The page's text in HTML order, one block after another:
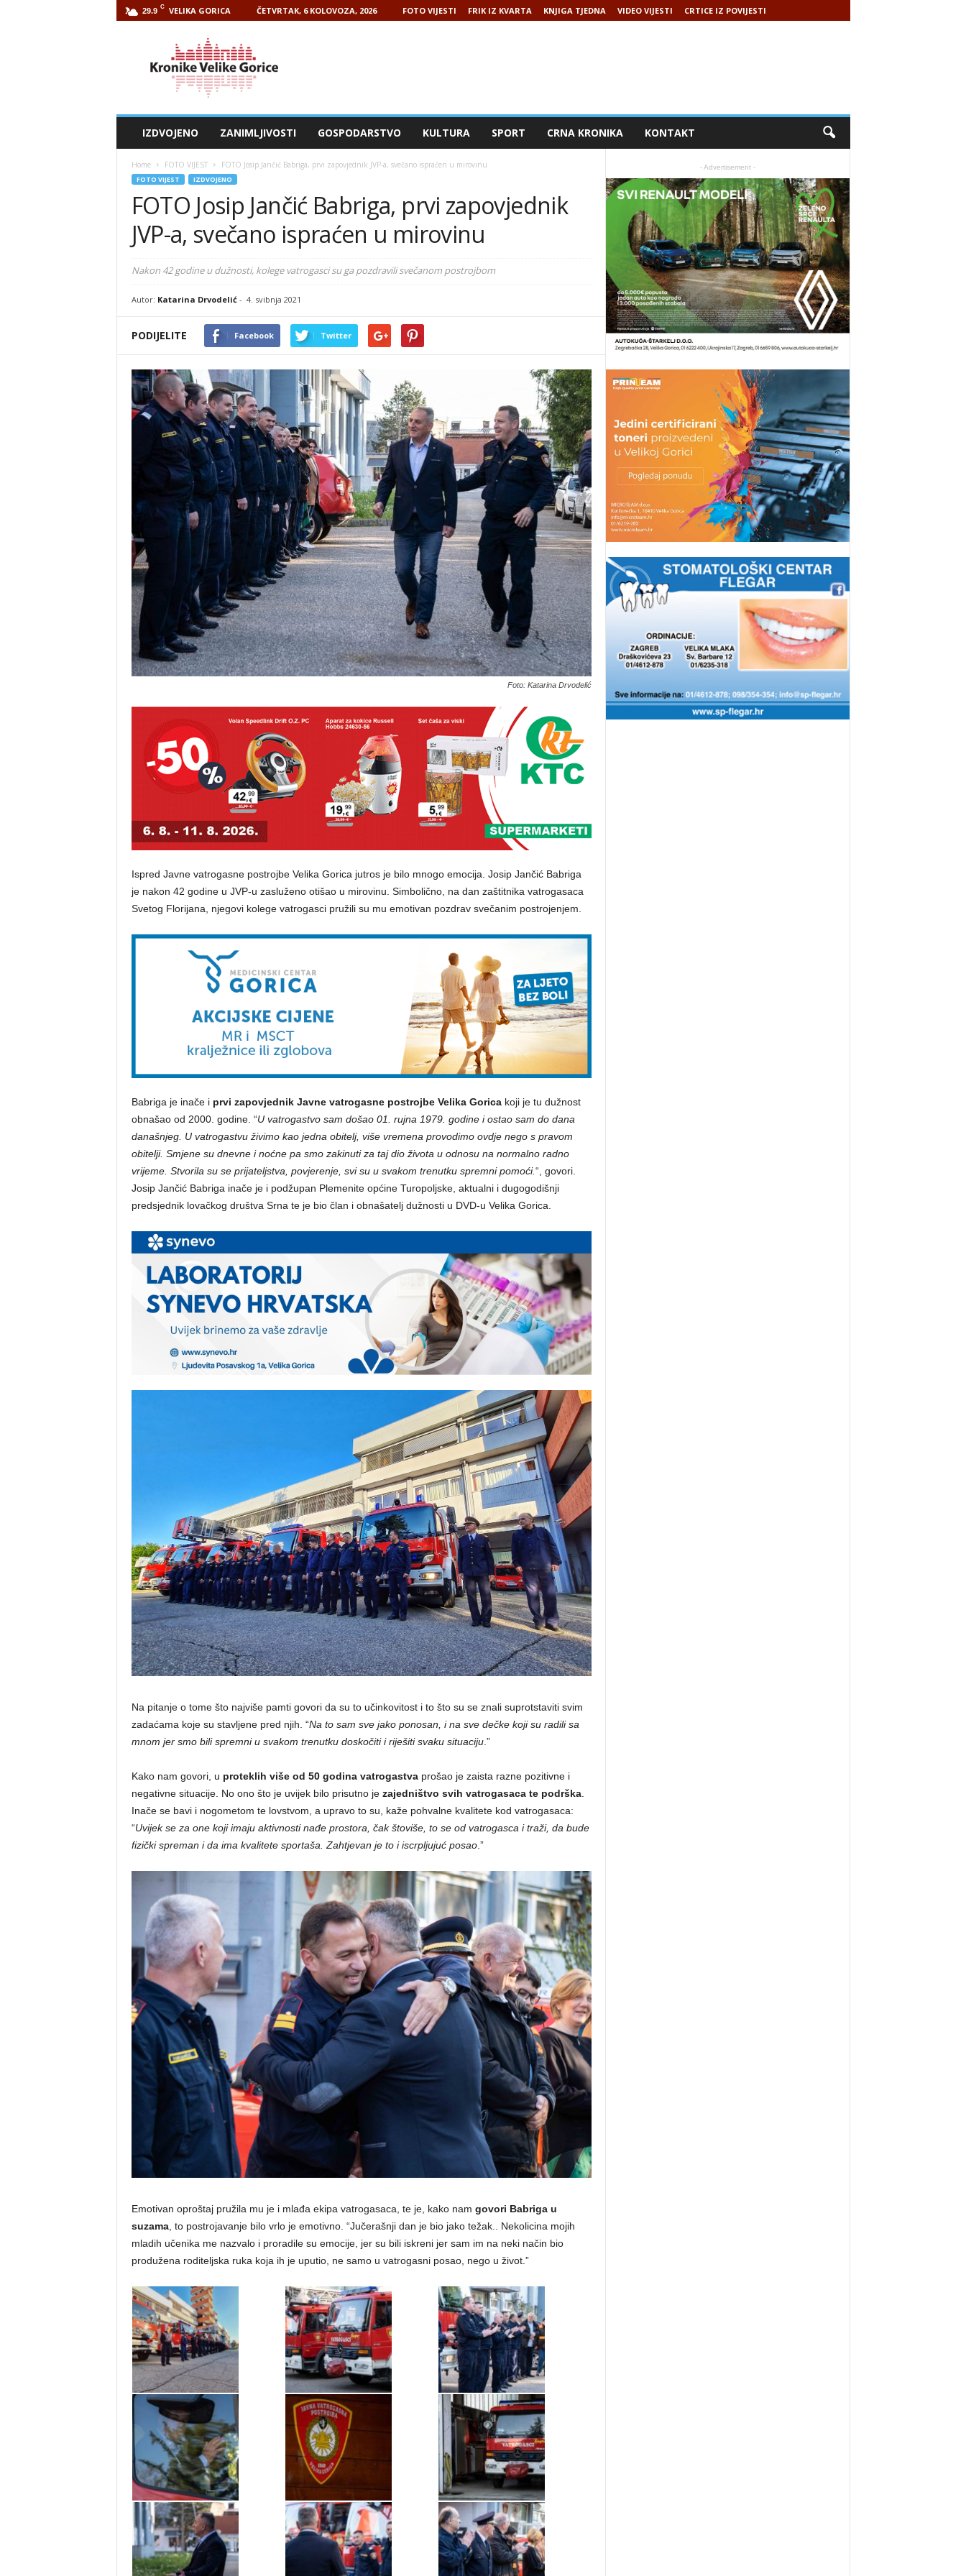
29.9 C VELIKA GORICA ČETVRTAK, 6 KOLOVOZA, 2026 FOTO VIJESTI FRIK IZ KVARTA KNJIGA TJEDNA VIDEO VIJESTI CRTICE IZ POVIJESTI
IZDVOJENO ZANIMLJIVOSTI GOSPODARSTVO KULTURA SPORT CRNA KRONIKA KONTAKT
Home FOTO VIJEST FOTO Josip Jančić Babriga, prvi zapovjednik JVP-a, svečano ispraćen u mirovinu
FOTO VIJEST IZDVOJENO
FOTO Josip Jančić Babriga, prvi zapovjednik
JVP-a, svečano ispraćen u mirovinu
Nakon 42 godine u dužnosti, kolege vatrogasci su ga pozdravili svečanom postrojbom
Autor: Katarina Drvodelić- 4. svibnja 2021
PODIJELITE Facebook Twitter
Foto: Katarina Drvodelić
Ispred Javne vatrogasne postrojbe Velika Gorica jutros je bilo mnogo emocija. Josip Jančić Babriga
je nakon 42 godine u JVP-u zasluženo otišao u mirovinu. Simbolično, na dan zaštitnika vatrogasaca
Svetog Florijana, njegovi kolege vatrogasci pružili su mu emotivan pozdrav svečanim postrojenjem.
Babriga je inače i prvi zapovjednik Javne vatrogasne postrojbe Velika Goricakoji je tu dužnost
obnašao od 2000. godine. “U vatrogastvo sam došao 01. rujna 1979. godine i ostao sam do dana
današnjeg. U vatrogastvu živimo kao jedna obitelj, više vremena provodimo ovdje nego s pravom
obitelji. Smjene su dnevne i noćne pa smo zakinuti za taj dio života u odnosu na normalno radno
vrijeme. Stvorila su se prijateljstva, povjerenje, svi su u svakom trenutku spremni pomoći.“, govori.
Josip Jančić Babriga inače je i podžupan Plemenite općine Turopoljske, aktualni i dugogodišnji
predsjednik lovačkog društva Srna te je bio član i obnašatelj dužnosti u DVD-u Velika Gorica.
Na pitanje o tome što najviše pamti govori da su to učinkovitost i to što su se znali suprotstaviti svim
zadaćama koje su stavljene pred njih. “Na to sam sve jako ponosan, i na sve dečke koji su radili sa
mnom jer smo bili spremni u svakom trenutku doskočiti i riješiti svaku situaciju.”
Kako nam govori, u proteklih više od 50 godina vatrogastvaprošao je zaista razne pozitivne i
negativne situacije. No ono što je uvijek bilo prisutno je zajedništvo svih vatrogasaca te podrška.
Inače se bavi i nogometom te lovstvom, a upravo to su, kaže pohvalne kvalitete kod vatrogasaca:
“Uvijek se za one koji imaju aktivnosti nađe prostora, čak štoviše, to se od vatrogasca i traži, da bude
fizički spreman i da ima kvalitete sportaša. Zahtjevan je to i iscrpljujuć posao.”
Emotivan oproštaj pružila mu je i mlađa ekipa vatrogasaca, te je, kako nam govori Babriga u
suzama, to postrojavanje bilo vrlo je emotivno. “Jučerašnji dan je bio jako težak.. Nekolicina mojih
mladih učenika me nazvalo i proradile su emocije, jer su bili iskreni jer sam im na neki način bio
produžena roditeljska ruka koja ih je uputio, ne samo u vatrogasni posao, nego u život.”
- Advertisement -